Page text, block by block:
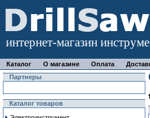
интернет-магазин
Каталог О магазине Оплата
Партнеры
Каталог товаров